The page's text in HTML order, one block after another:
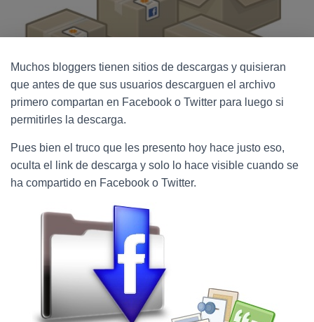
Muchos bloggers tienen sitios de descargas y quisieran
que antes de que sus usuarios descarguen el archivo
primero compartan en Facebook o Twitter para luego si
permitirles la descarga.
Pues bien el truco que les presento hoy hace justo eso,
oculta el link de descarga y solo lo hace visible cuando se
ha compartido en Facebook o Twitter.